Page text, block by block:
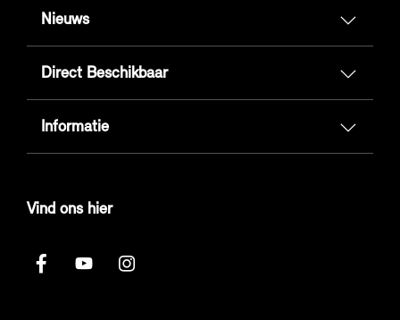
Nieuws
Direct Beschikbaar
Informatie
Vind ons hier